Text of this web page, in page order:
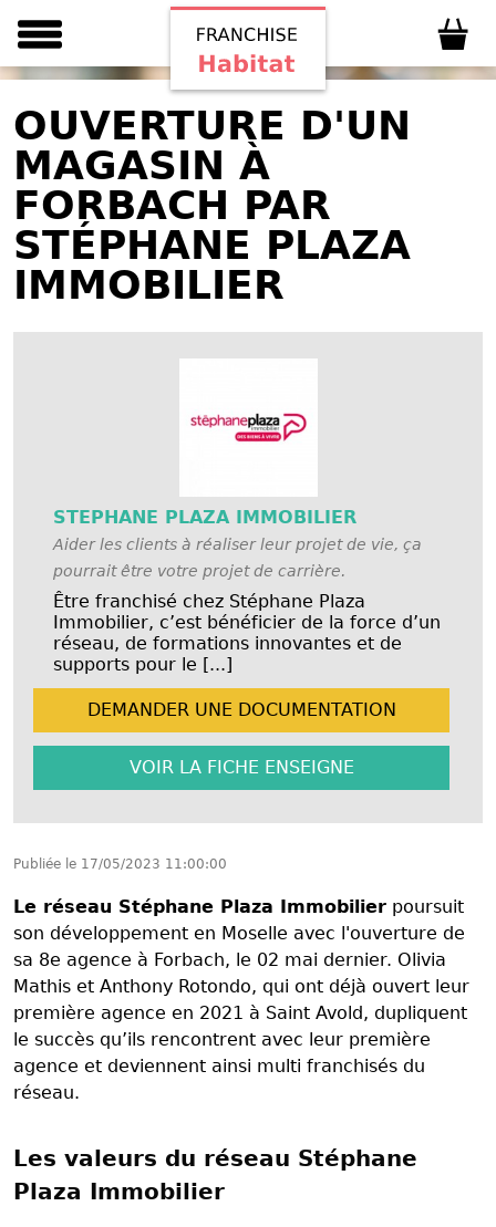
OUVERTURE D'UN
MAGASIN À
FORBACH PAR
STÉPHANE PLAZA
IMMOBILIER
STEPHANE PLAZA IMMOBILIER
Aider les clients à réaliser leur projet de vie, ça
pourrait être votre projet de carrière.
Être franchisé chez Stéphane Plaza
Immobilier, c’est bénéficier de la force d’un
réseau, de formations innovantes et de
supports pour le [...]
DEMANDER UNE DOCUMENTATION
VOIR LA FICHE ENSEIGNE
Publiée le 17/05/2023 11:00:00
Le réseau Stéphane Plaza Immobilier poursuit
son développement en Moselle avec l'ouverture de
sa 8e agence à Forbach, le 02 mai dernier. Olivia
Mathis et Anthony Rotondo, qui ont déjà ouvert leur
première agence en 2021 à Saint Avold, dupliquent
le succès qu’ils rencontrent avec leur première
agence et deviennent ainsi multi franchisés du
réseau.
Les valeurs du réseau Stéphane
Plaza Immobilier